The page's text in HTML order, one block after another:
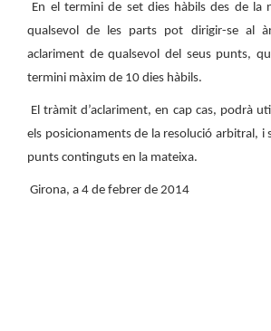
En el termini de set dies hàbils des de la
qualsevol de les parts pot dirigir-se al
aclariment de qualsevol del seus punts,
termini màxim de 10 dies hàbils.
El tràmit d’aclariment, en cap cas, podrà
els posicionaments de la resolució arbitral, i
punts continguts en la mateixa.
Girona, a 4 de febrer de 2014